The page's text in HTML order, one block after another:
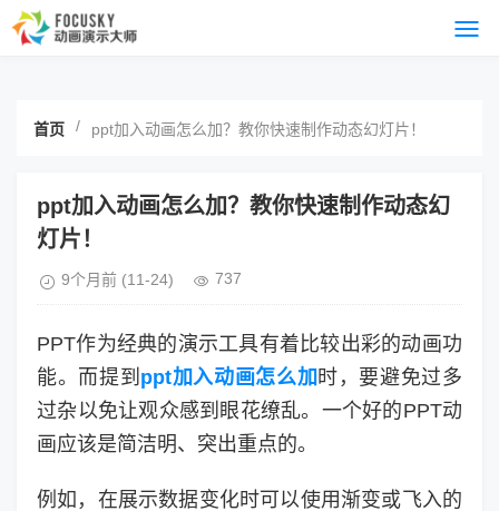
首页 / ppt加入动画怎么加？教你快速制作动态幻灯片！
ppt加入动画怎么加？教你快速制作动态幻
灯片！
9个月前 (11-24) 737
PPT作为经典的演示工具有着比较出彩的动画功
能。而提到 ppt加入动画怎么加 时，要避免过多
过杂以免让观众感到眼花缭乱。一个好的PPT动
画应该是简洁明、突出重点的。
例如，在展示数据变化时可以使用渐变或飞入的